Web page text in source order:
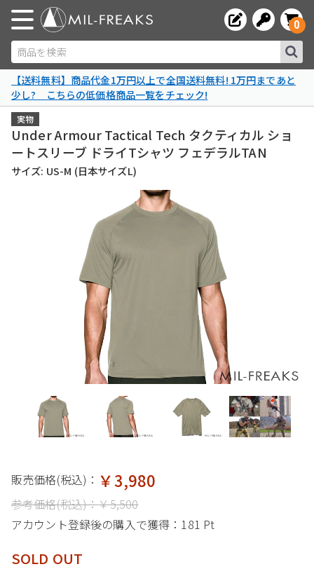
商品を検索
0
【送料無料】商品代金1万円以上で全国送料無料! 1万円まであと
少し? こちらの低価格商品一覧をチェック!
実物
Under Armour Tactical Tech タクティカル ショ
ートスリーブ ドライTシャツ フェデラルTAN
サイズ: US-M (日本サイズL)
販売価格(税込)： ￥3,980
参考価格(税込)：￥5,500
アカウント登録後の購入で獲得： 181 Pt
SOLD OUT